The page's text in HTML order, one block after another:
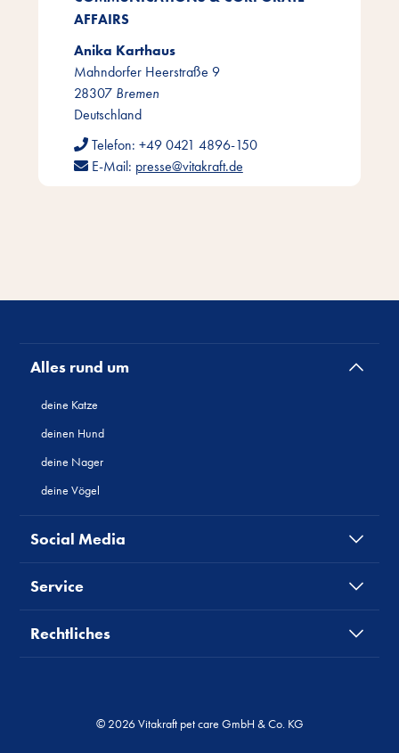
AFFAIRS
Anika Karthaus
Mahndorfer Heerstraße 9
28307 Bremen
Deutschland
Telefon: +49 0421 4896-150
E-Mail: presse@vitakraft.de
Alles rund um
deine Katze
deinen Hund
deine Nager
deine Vögel
Social Media
Service
Rechtliches
© 2026 Vitakraft pet care GmbH & Co. KG